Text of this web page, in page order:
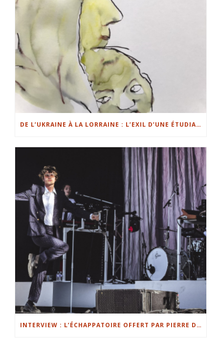
DE L’UKRAINE À LA LORRAINE : L’EXIL D’UNE ÉTUDIANTE
INTERVIEW : L’ÉCHAPPATOIRE OFFERT PAR PIERRE DE MAERE